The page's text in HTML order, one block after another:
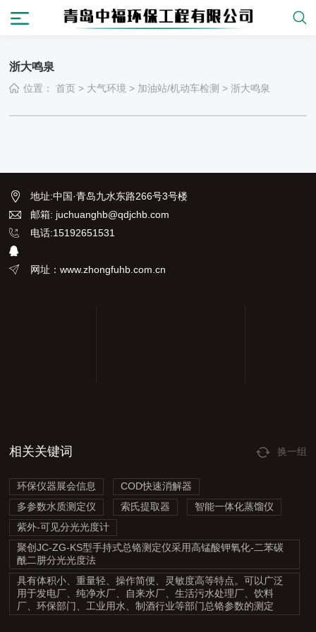
浙大鸣泉
位置：首页 > 大气环境> 加油站/机动车检测 >浙大鸣泉
地址:中国·青岛九水东路266号3号楼
邮箱: juchuanghb@qdjchb.com
电话:15192651531
网址：www.zhongfuhb.com.cn
相关关键词 换一组
环保仪器展会信息
COD快速消解器
多参数水质测定仪
索氏提取器
智能一体化蒸馏仪
紫外-可见分光光度计
聚创JC-ZG-KS型手持式总铬测定仪采用高锰酸钾氧化-二苯碳
酰二肼分光光度法
具有体积小、重量轻、操作简便、灵敏度高等特点。可以广泛
用于发电厂、纯净水厂、自来水厂、生活污水处理厂、饮料
厂、环保部门、工业用水、制酒行业等部门总铬参数的测定